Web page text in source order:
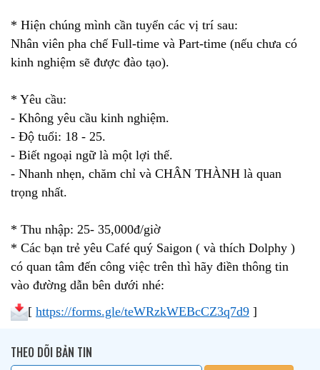
* Hiện chúng mình cần tuyển các vị trí sau:
Nhân viên pha chế Full-time và Part-time (nếu chưa có
kinh nghiệm sẽ được đào tạo).
* Yêu cầu:
- Không yêu cầu kinh nghiệm.
- Độ tuổi: 18 - 25.
- Biết ngoại ngữ là một lợi thế.
- Nhanh nhẹn, chăm chỉ và CHÂN THÀNH là quan
trọng nhất.
* Thu nhập: 25- 35,000đ/giờ
* Các bạn trẻ yêu Café quý Saigon ( và thích Dolphy )
có quan tâm đến công việc trên thì hãy điền thông tin
vào đường dẫn bên dưới nhé:
[ https://forms.gle/teWRzkWEBcCZ3q7d9 ]
THEO DÕI BẢN TIN